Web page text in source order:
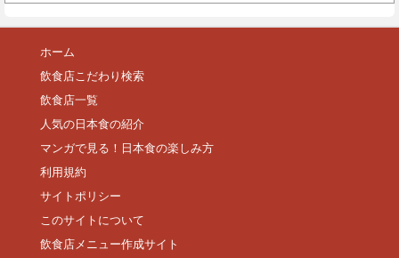
ホーム
飲食店こだわり検索
飲食店一覧
人気の日本食の紹介
マンガで見る！日本食の楽しみ方
利用規約
サイトポリシー
このサイトについて
飲食店メニュー作成サイト